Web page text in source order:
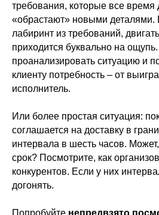
требования, которые все время
«обрастают» новыми деталями.
лабиринт из требований,
приходится буквально на
проанализировать ситуацию и
клиенту потребность – от
исполнитель.
Или более простая ситуация:
соглашается на доставку в
интервала в шесть часов.
срок? Посмотрите, как
конкурентов. Если у них
догонять.
Попробуйте непредвзято